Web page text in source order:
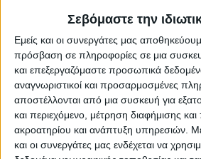
Σεβόμαστε την
Εμείς και οι συνεργάτες μας
πρόσβαση σε πληροφορίες σε μια
και επεξεργαζόμαστε προσωπικά
αναγνωριστικοί και προσαρμοσμένες
αποστέλλονται από μια συσκευή για
και περιεχόμενο, μέτρηση διαφήμισης
ακροατηρίου και ανάπτυξη υπηρεσιών.
και οι συνεργάτες μας ενδέχεται να
Κατηγορία Διάφορα
ΠΕΡΙΣΣΟΤΕΡΑ
Ανανεώθηκε: σήμερα